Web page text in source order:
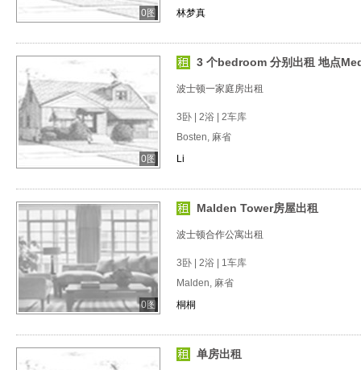
0图
林梦真
0图
3 个bedroom 分别出租 地点
波士顿一家庭房出租
3卧 | 2浴 | 2车库
Bosten, 麻省
Li
0图
Malden Tower房屋出租
波士顿合作公寓出租
3卧 | 2浴 | 1车库
Malden, 麻省
桐桐
单房出租